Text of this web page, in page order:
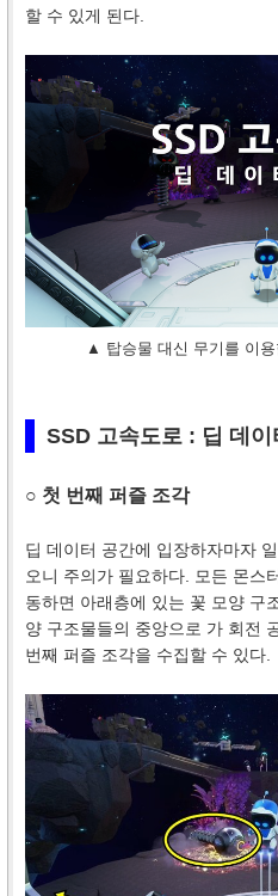
할 수 있게 된다.
▲ 탑승물 대신 무기를 이
SSD 고속도로 : 딥 데이
○ 첫 번째 퍼즐 조각
딥 데이터 공간에 입장하자마자
오니 주의가 필요하다. 모든 몬스
동하면 아래층에 있는 꽃 모양 구
양 구조물들의 중앙으로 가 회전
번째 퍼즐 조각을 수집할 수 있다.